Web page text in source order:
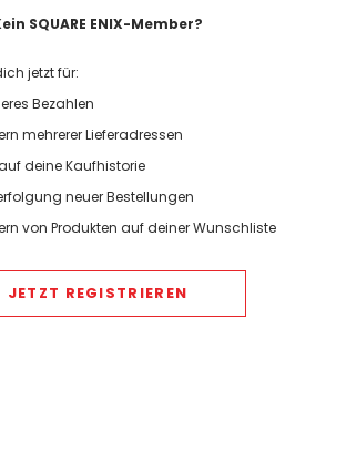
SQUARE ENIX-Member?
jetzt für:
Bezahlen
mehrerer Lieferadressen
deine Kaufhistorie
neuer Bestellungen
von Produkten auf deiner Wunschliste
JETZT REGISTRIEREN